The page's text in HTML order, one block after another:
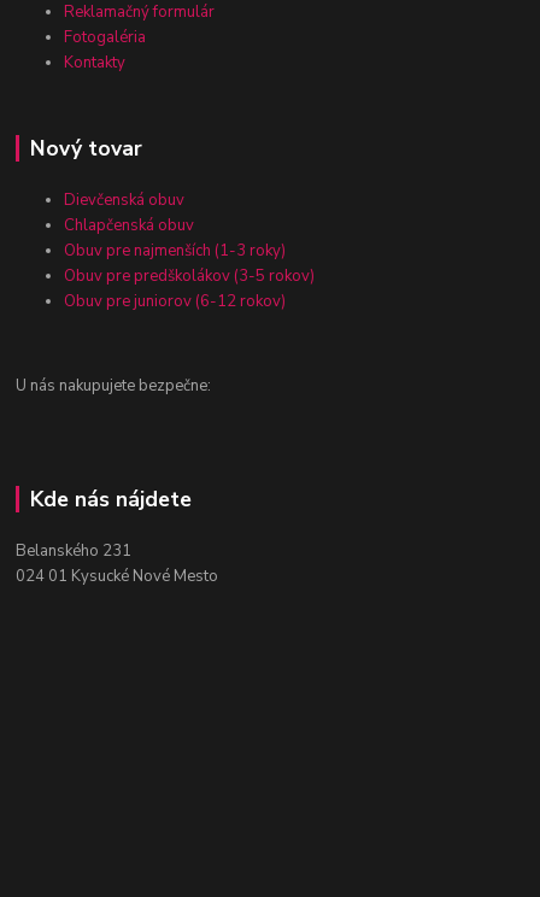
Reklamačný formulár
Fotogaléria
Kontakty
Nový tovar
Dievčenská obuv
Chlapčenská obuv
Obuv pre najmenších (1-3 roky)
Obuv pre predškolákov (3-5 rokov)
Obuv pre juniorov (6-12 rokov)
U nás nakupujete bezpečne:
Kde nás nájdete
Belanského 231
024 01 Kysucké Nové Mesto